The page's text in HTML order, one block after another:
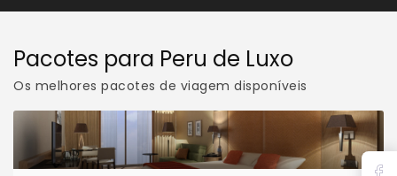
Pacotes para Peru de Luxo
Os melhores pacotes de viagem disponíveis